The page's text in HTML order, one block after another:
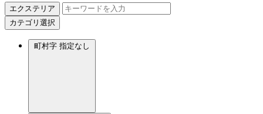
エクステリア
カテゴリ選択
町村字 指定なし